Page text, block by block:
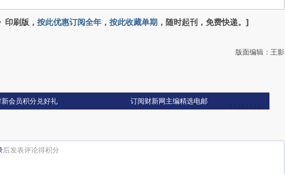
印刷版， 按此优惠订阅全年 ， 按此收藏单期 ，随时起刊，免费快递。]
版面编辑：王影
新会员积分兑好礼 订阅财新网主编精选电邮
后发表评论得积分